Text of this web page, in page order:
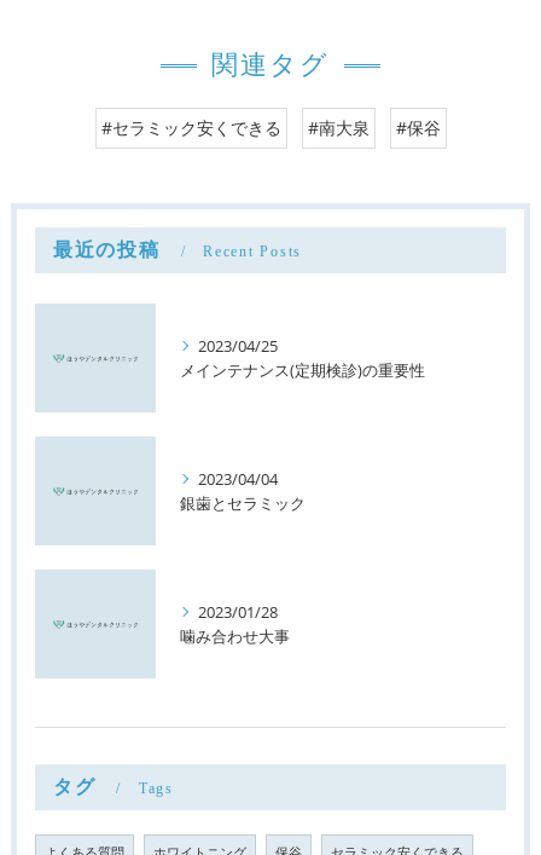
関連タグ
#セラミック安くできる #南大泉 #保谷
最近の投稿 Recent Posts
2023/04/25
メインテナンス(定期検診)の重要性
2023/04/04
銀歯とセラミック
2023/01/28
噛み合わせ大事
タグ Tags